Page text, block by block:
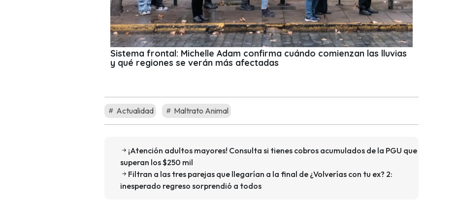
Sistema frontal: Michelle Adam confirma cuándo comienzan las lluvias
y qué regiones se verán más afectadas
Actualidad Maltrato Animal
¡Atención adultos mayores! Consulta si tienes cobros acumulados de la PGU que
superan los $250 mil
Filtran a las tres parejas que llegarían a la final de ¿Volverías con tu ex? 2:
inesperado regreso sorprendió a todos